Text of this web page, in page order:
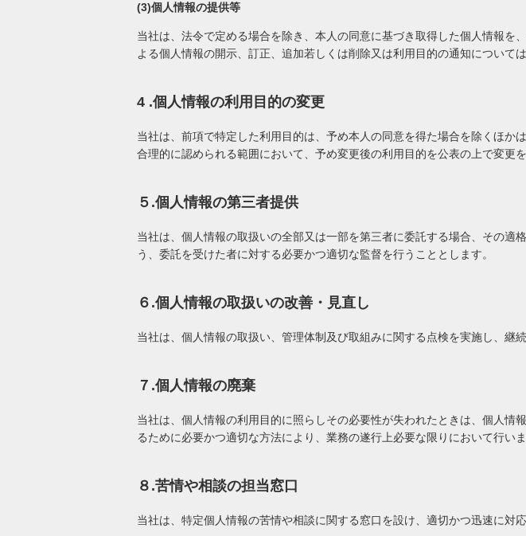
(3)個人情報の提供等
当社は、法令で定める場合を除き、本人の同意に基づき取得した個人情報
よる個人情報の開示、訂正、追加若しくは削除又は利用目的の通知について
4 .個人情報の利用目的の変更
当社は、前項で特定した利用目的は、予め本人の同意を得た場合を除くほ
合理的に認められる範囲において、予め変更後の利用目的を公表の上で変更
５.個人情報の第三者提供
当社は、個人情報の取扱いの全部又は一部を第三者に委託する場合、その
う、委託を受けた者に対する必要かつ適切な監督を行うこととします。
６.個人情報の取扱いの改善・見直し
当社は、個人情報の取扱い、管理体制及び取組みに関する点検を実施し、継
７.個人情報の廃棄
当社は、個人情報の利用目的に照らしその必要性が失われたときは、個人
るために必要かつ適切な方法により、業務の遂行上必要な限りにおいて行いま
８.苦情や相談の担当窓口
当社は、特定個人情報の苦情や相談に関する窓口を設け、適切かつ迅速に対